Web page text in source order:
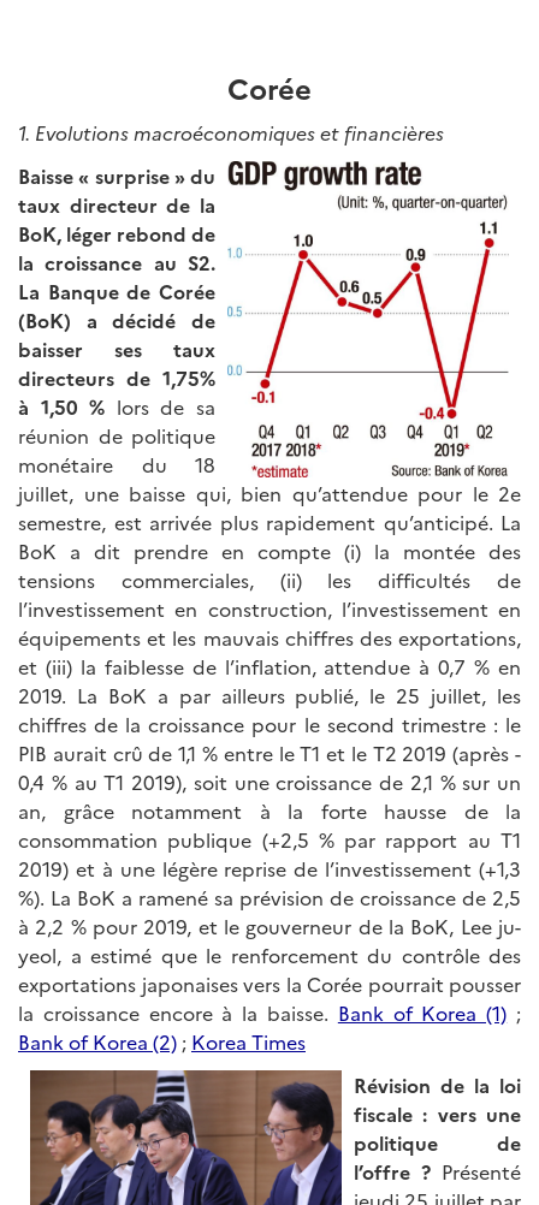
Corée
1. Evolutions macroéconomiques et financières
Baisse « surprise » du
taux directeur de la
BoK, léger rebond de
la croissance au S2.
La Banque de Corée
(BoK) a décidé de
baisser ses taux
directeurs de 1,75%
à 1,50 % lors de sa
réunion de politique
monétaire du 18
juillet, une baisse qui, bien qu’attendue pour le 2e
semestre, est arrivée plus rapidement qu’anticipé. La
BoK a dit prendre en compte (i) la montée des
tensions commerciales, (ii) les difficultés de
l’investissement en construction, l’investissement en
équipements et les mauvais chiffres des exportations,
et (iii) la faiblesse de l’inflation, attendue à 0,7 % en
2019. La BoK a par ailleurs publié, le 25 juillet, les
chiffres de la croissance pour le second trimestre : le
PIB aurait crû de 1,1 % entre le T1 et le T2 2019 (après -
0,4 % au T1 2019), soit une croissance de 2,1 % sur un
an, grâce notamment à la forte hausse de la
consommation publique (+2,5 % par rapport au T1
2019) et à une légère reprise de l’investissement (+1,3
%). La BoK a ramené sa prévision de croissance de 2,5
à 2,2 % pour 2019, et le gouverneur de la BoK, Lee ju-
yeol, a estimé que le renforcement du contrôle des
exportations japonaises vers la Corée pourrait pousser
la croissance encore à la baisse. Bank of Korea (1) ;
Bank of Korea (2) ; Korea Times
Révision de la loi
fiscale : vers une
politique de
l’offre ? Présenté